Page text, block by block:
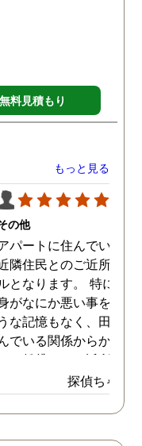
いかというところも全
わからない中で、金額は
素人目には少し高く感
やメンタルケア、そして
の調査内容などを考え
非常におすすめです。
の証拠をつかむことが
ルではなく、親権をと
とがゴールという中で
弁護士さんとも連携して
様々なアドバイスをいた
き、無事親権を獲得する
とができました。 本当
りがとうございました！
かげさまで子どもと３人
く暮らせてます！！
時の私と同じように思
無料見積もり
もっと見る
の他
パートに住んでいた際
隣住民とのご近所トラ
となります。 特に自
がなにか悪い事をした
うな記憶もなく、田舎に
でいる関係からかアパ
トの賃貸でもご近所さん
のあいさつ程度のやり取
会う度にありました。
日を境に、家の前にゴ
探偵ちゃん